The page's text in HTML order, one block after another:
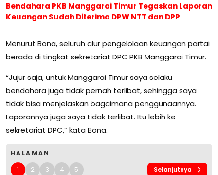
Bendahara PKB Manggarai Timur Tegaskan Laporan
Keuangan Sudah Diterima DPW NTT dan DPP
Menurut Bona, seluruh alur pengelolaan keuangan partai
berada di tingkat sekretariat DPC PKB Manggarai Timur.
“Jujur saja, untuk Manggarai Timur saya selaku
bendahara juga tidak pernah terlibat, sehingga saya
tidak bisa menjelaskan bagaimana penggunaannya.
Laporannya juga saya tidak terlibat. Itu lebih ke
sekretariat DPC,” kata Bona.
HALAMAN
1 2 3 4 5 Selanjutnya